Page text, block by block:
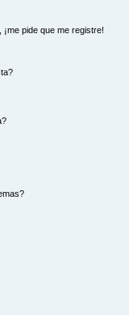
pide que me registre!